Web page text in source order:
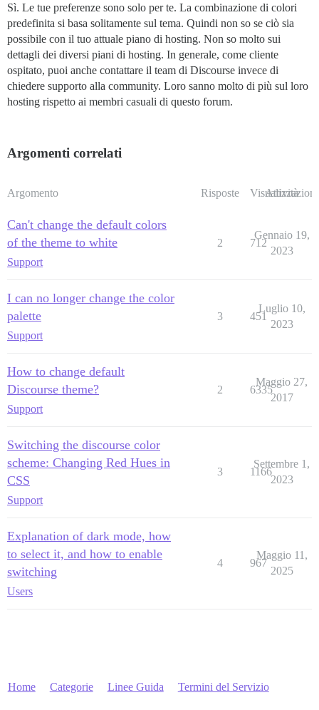
Sì. Le tue preferenze sono solo per te. La combinazione di colori
predefinita si basa solitamente sul tema. Quindi non so se ciò sia
possibile con il tuo attuale piano di hosting. Non so molto sui
dettagli dei diversi piani di hosting. In generale, come cliente
ospitato, puoi anche contattare il team di Discourse invece di
chiedere supporto alla community. Loro sanno molto di più sul loro
hosting rispetto ai membri casuali di questo forum.
Argomenti correlati
Argomento Risposte Visualizzazioni
Attività
Can't change the default colors
of the theme to white
Support
2 712
Gennaio 19,
2023
I can no longer change the color
palette
Support
3 451
Luglio 10,
2023
How to change default
Discourse theme?
Support
2 6335
Maggio 27,
2017
Switching the discourse color
scheme: Changing Red Hues in
CSS
Support
3 1166
Settembre 1,
2023
Explanation of dark mode, how
to select it, and how to enable
switching
Users
4 967
Maggio 11,
2025
Home Categorie Linee Guida Termini del Servizio